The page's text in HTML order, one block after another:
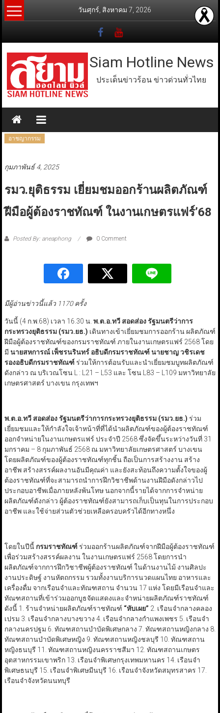
Skip
to
วันศุกร์, สิงหาคม 7, 2026
Siam Hotline News
ประเด็นข่าวร้อน ข่าวด่วนทั่วไทย
อาชญากรรม
กุมภาพันธ์ 4, 2025
รมว.ยุติธรรม เยี่ยมชมออกร้านผลิตภัณฑ์
ฝีมือผู้ต้องราชทัณฑ์ ในงานเกษตรแฟร์’68
Posted By: aneaphong 0 Comment
มีผู้อ่านข่าวนี้แล้ว 1170 ครั้ง
วันนี้ (4 ก.พ.68) เวลา 16.30 น. พ.ต.อ.ทวี สอดส่อง รัฐมนตรีว่าการ
กระทรวงยุติธรรม (รมว.ยธ.) เดินทางเข้าเยี่ยมชมการออกร้าน ผลิตภัณฑ์
ฝีมือผู้ต้องราชทัณฑ์ของกรมราชทัณฑ์ ภายในงานเกษตรแฟร์ 2568 โดย
มี นายสหการณ์ เพ็ชรนรินทร์ อธิบดีกรมราชทัณฑ์ นายชาญ วชิรเดช
รองอธิบดีกรมราชทัณฑ์ ร่วมให้การต้อนรับและนำเยี่ยมชมบูทผลิตภัณฑ์
ดังกล่าว ณ บริเวณโซน L : L21 – L53 และ โซน L83 – L109 มหาวิทยาลัย
เกษตรศาสตร์ บางเขน กรุงเทพฯ
พ.ต.อ.ทวี สอดส่อง รัฐมนตรีว่าการกระทรวงยุติธรรม (รมว.ยธ.) ร่วม
เยี่ยมชมและให้กำลังใจเจ้าหน้าที่ที่ได้นำผลิตภัณฑ์ของผู้ต้องราชทัณฑ์
ออกจำหน่ายในงานเกษตรแฟร์ ประจำปี 2568 ซึ่งจัดขึ้นระหว่างวันที่ 31
มกราคม – 8 กุมภาพันธ์ 2568 ณ มหาวิทยาลัยเกษตรศาสตร์ บางเขน
โดยผลิตภัณฑ์ของผู้ต้องราชทัณฑ์ทุกชิ้น ถือเป็นการสร้างงาน สร้าง
อาชีพ สร้างสรรค์ผลงานอันมีคุณค่า และยังสะท้อนถึงความตั้งใจของผู้
ต้องราชทัณฑ์ที่จะสามารถนำการฝึกวิชาชีพด้านงานฝีมือดังกล่าวไป
ประกอบอาชีพเมื่อภายหลังพ้นโทษ นอกจากนี้รายได้จากการจำหน่าย
ผลิตภัณฑ์ดังกล่าว ผู้ต้องราชทัณฑ์ยังสามารถเก็บเป็นทุนในการประกอบ
อาชีพ และใช้จ่ายส่วนตัวช่วยเหลือครอบครัวได้อีกทางหนึ่ง
โดยในปีนี้ กรมราชทัณฑ์ ร่วมออกร้านผลิตภัณฑ์จากฝีมือผู้ต้องราชทัณฑ์
เพื่อร่วมสร้างสรรค์ผลงาน ในงานเกษตรแฟร์ 2568 โดยการนำ
ผลิตภัณฑ์จากการฝึกวิชาชีพผู้ต้องราชทัณฑ์ ในด้านงานไม้ งานศิลปะ
งานประดิษฐ์ งานหัตถกรรม รวมทั้งงานบริการนวดแผนไทย อาหารและ
เครื่องดื่ม จากเรือนจำและทัณฑสถาน จำนวน 17 แห่ง โดยมีเรือนจำและ
ทัณฑสถานที่เข้าร่วมออกบูธจัดแสดงและจำหน่ายผลิตภัณฑ์ราชทัณฑ์
ดังนี้ 1. ร้านจำหน่ายผลิตภัณฑ์ราชทัณฑ์ “หับเผย” 2. เรือนจำกลางคลอง
เปรม 3. เรือนจำกลางบางขวาง 4. เรือนจำกลางกำแพงเพชร 5. เรือนจำ
กลางนครปฐม 6. ทัณฑสถานบำบัดพิเศษกลาง 7. ทัณฑสถานหญิงกลาง 8.
ทัณฑสถานบำบัดพิเศษหญิง 9. ทัณฑสถานหญิงชลบุรี 10. ทัณฑสถาน
หญิงธนบุรี 11. ทัณฑสถานหญิงนครราชสีมา 12. ทัณฑสถานเกษตร
อุตสาหกรรมเขาพริก 13. เรือนจำพิเศษกรุงเทพมหานคร 14. เรือนจำ
พิเศษธนบุรี 15. เรือนจำพิเศษมีนบุรี 16. เรือนจำจังหวัดสมุทรสาคร 17.
เรือนจำจังหวัดนนทบุรี